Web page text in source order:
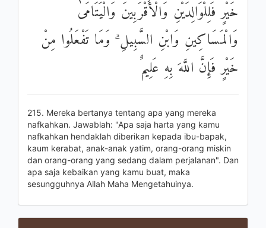
خَيْرٍ فَلِلْوَالِدَيْنِ وَالْأَقْرَبِينَ وَالْيَتَامَىٰ
وَالْمَسَاكِينِ وَابْنِ السَّبِيلِ ۗ وَمَا تَفْعَلُوا مِنْ
خَيْرٍ فَإِنَّ اللَّهَ بِهِ عَلِيمٌ
215. Mereka bertanya tentang apa yang mereka
nafkahkan. Jawablah: "Apa saja harta yang kamu
nafkahkan hendaklah diberikan kepada ibu-bapak,
kaum kerabat, anak-anak yatim, orang-orang miskin
dan orang-orang yang sedang dalam perjalanan". Dan
apa saja kebaikan yang kamu buat, maka
sesungguhnya Allah Maha Mengetahuinya.